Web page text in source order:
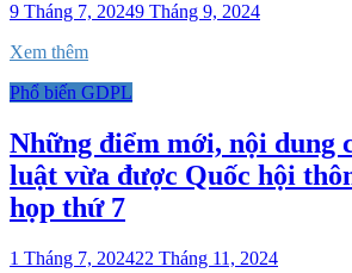
9 Tháng 7, 20249 Tháng 9, 2024
Xem thêm
Phổ biến GDPL
Những điểm mới, nội dung
luật vừa được Quốc hội
họp thứ 7
1 Tháng 7, 202422 Tháng 11, 2024